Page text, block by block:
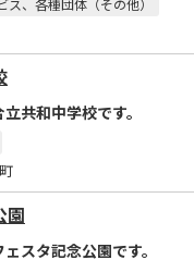
ス、各種団体（その他）
共和中学校です。
園
スタ記念公園です。